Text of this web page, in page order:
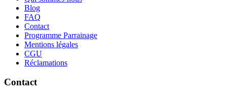
Blog
FAQ
Contact
Programme Parrainage
Mentions légales
CGU
Réclamations
Contact